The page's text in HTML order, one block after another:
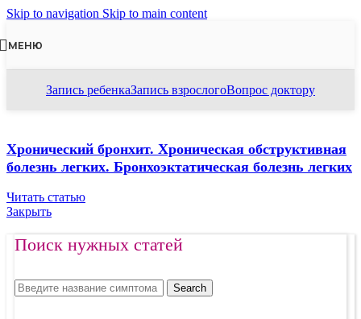
Skip to navigation Skip to main content
МЕНЮ
Запись ребенкаЗапись взрослогоВопрос доктору
Хронический бронхит. Хроническая обструктивная
болезнь легких. Бронхоэктатическая болезнь легких
Читать статью
Закрыть
Поиск нужных статей
Search